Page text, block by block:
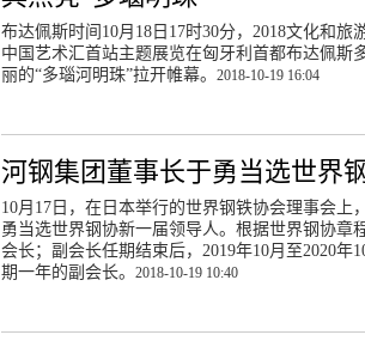
布达佩斯时间10月18日17时30分，2018文化和
中国艺术汇首站主题展览在匈牙利首都布达佩斯
丽的“多瑙河明珠”拉开帷幕。 2018-10-19 16:04
河钢集团董事长于勇当选世界
10月17日，在日本举行的世界钢铁协会理事会
勇当选世界钢协新一届领导人。根据世界钢协章
会长；副会长任期结束后，2019年10月至2020
期一年的副会长。 2018-10-19 10:40